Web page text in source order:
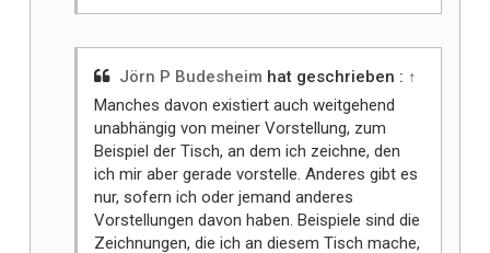
Jörn P Budesheim hat geschrieben : ↑
Manches davon existiert auch weitgehend
unabhängig von meiner Vorstellung, zum
Beispiel der Tisch, an dem ich zeichne, den
ich mir aber gerade vorstelle. Anderes gibt es
nur, sofern ich oder jemand anderes
Vorstellungen davon haben. Beispiele sind die
Zeichnungen, die ich an diesem Tisch mache,